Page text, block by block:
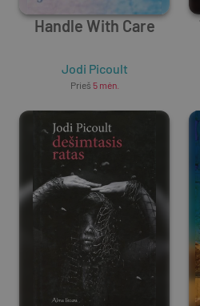
Handle With Care
Jodi Picoult
Prieš 5 mėn.